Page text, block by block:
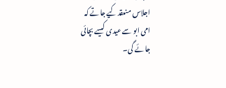
اجلاس منعقد کیے جاتے کہ
امی ابو سے عیدی کیسے بچائی
جائے گی۔